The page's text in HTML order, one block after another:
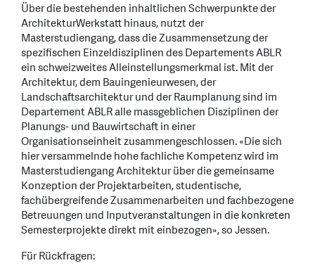
Über die bestehenden inhaltlichen Schwerpunkte der
ArchitekturWerkstatt hinaus, nutzt der
Masterstudiengang, dass die Zusammensetzung der
spezifischen Einzeldisziplinen des Departements ABLR
ein schweizweites Alleinstellungsmerkmal ist. Mit der
Architektur, dem Bauingenieurwesen, der
Landschaftsarchitektur und der Raumplanung sind im
Departement ABLR alle massgeblichen Disziplinen der
Planungs- und Bauwirtschaft in einer
Organisationseinheit zusammengeschlossen. «Die sich
hier versammelnde hohe fachliche Kompetenz wird im
Masterstudiengang Architektur über die gemeinsame
Konzeption der Projektarbeiten, studentische,
fachübergreifende Zusammenarbeiten und fachbezogene
Betreuungen und Inputveranstaltungen in die konkreten
Semesterprojekte direkt mit einbezogen», so Jessen.
Für Rückfragen: